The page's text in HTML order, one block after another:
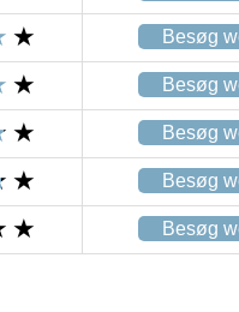
Besøg
Besøg
Besøg
Besøg
Besøg